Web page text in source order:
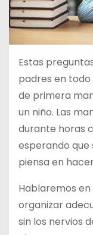
Estas
padres en todo
de primera
un niño. Las
durante horas
esperando que
piensa en
Hablaremos
organizar
sin los nervios